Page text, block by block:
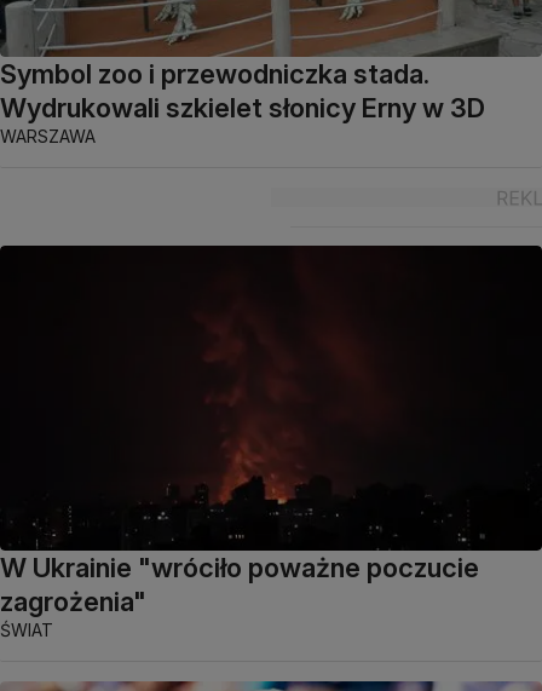
Symbol zoo i przewodniczka stada.
Wydrukowali szkielet słonicy Erny w 3D
WARSZAWA
W Ukrainie "wróciło poważne poczucie
zagrożenia"
ŚWIAT